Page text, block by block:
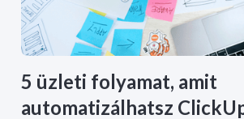
5 üzleti folyamat, amit
automatizálhatsz